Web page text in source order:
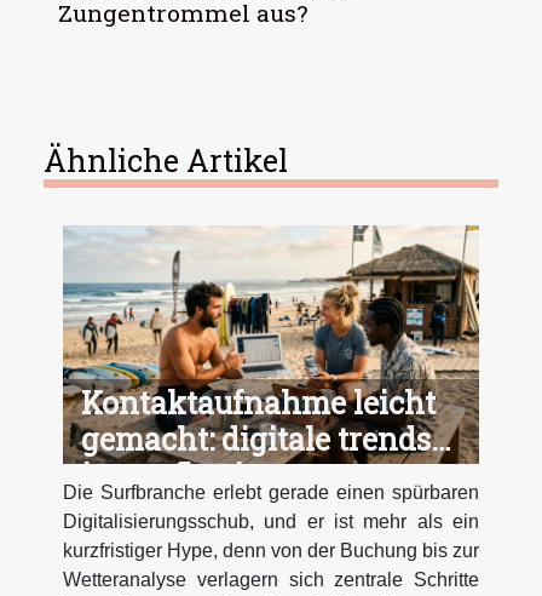
Zungentrommel aus?
Ähnliche Artikel
Kontaktaufnahme leicht
gemacht: digitale trends
im surfbusiness
Die Surfbranche erlebt gerade einen spürbaren
Digitalisierungsschub, und er ist mehr als ein
kurzfristiger Hype, denn von der Buchung bis zur
Wetteranalyse verlagern sich zentrale Schritte